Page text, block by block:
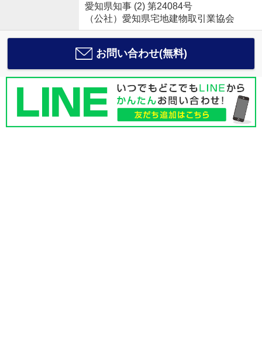
愛知県知事 (2) 第24084号
（公社）愛知県宅地建物取引業協会
お問い合わせ(無料)